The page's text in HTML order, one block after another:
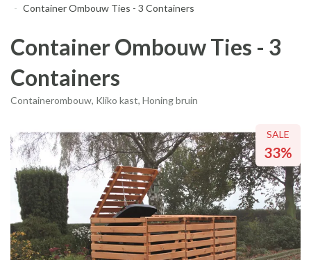
(Cadeautips)
Uw winkelwagen is leeg.
Container Ombouw Ties - 3 Containers
Container Ombouw Ties - 3
Containers
Containerombouw, Kliko kast, Honing bruin
SALE
33%